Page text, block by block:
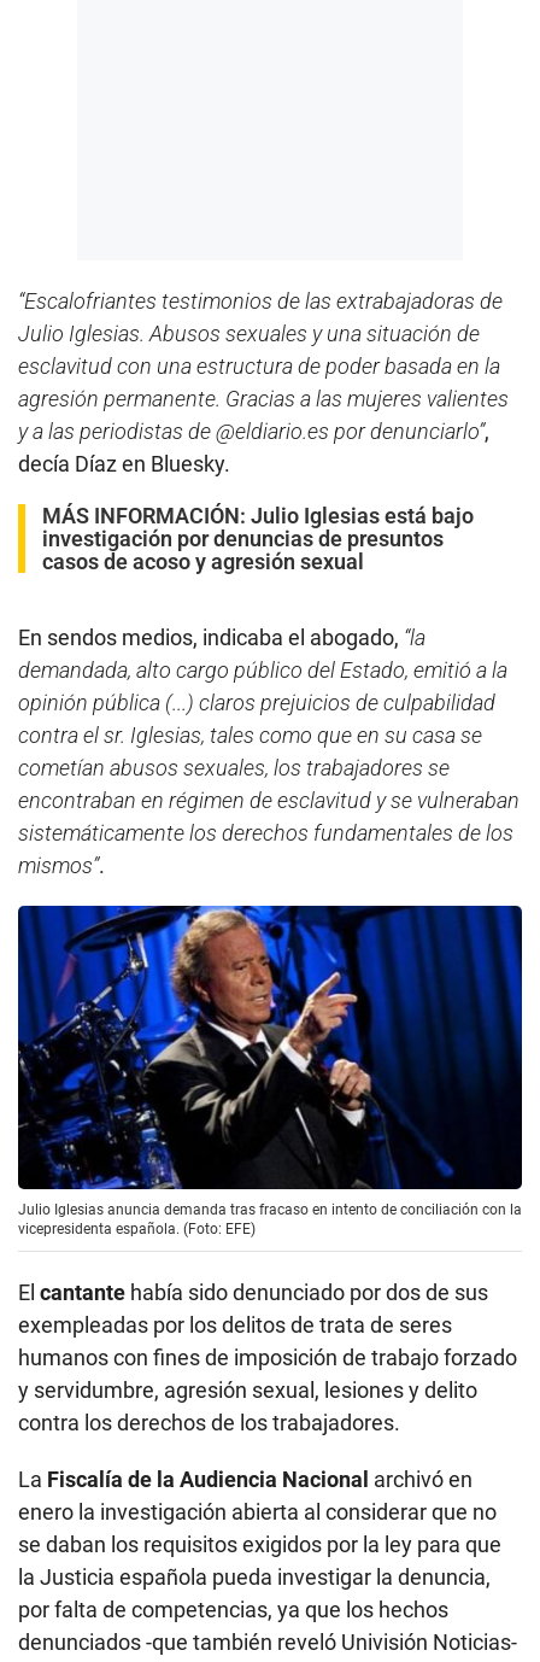
“Escalofriantes testimonios de las extrabajadoras de
Julio Iglesias. Abusos sexuales y una situación de
esclavitud con una estructura de poder basada en la
agresión permanente. Gracias a las mujeres valientes
y a las periodistas de @eldiario.es por denunciarlo”,
decía Díaz en Bluesky.
MÁS INFORMACIÓN: Julio Iglesias está bajo
investigación por denuncias de presuntos
casos de acoso y agresión sexual
En sendos medios, indicaba el abogado, “la
demandada, alto cargo público del Estado, emitió a la
opinión pública (...) claros prejuicios de culpabilidad
contra el sr. Iglesias, tales como que en su casa se
cometían abusos sexuales, los trabajadores se
encontraban en régimen de esclavitud y se vulneraban
sistemáticamente los derechos fundamentales de los
mismos”.
Julio Iglesias anuncia demanda tras fracaso en intento de conciliación con la
vicepresidenta española. (Foto: EFE)
El cantante había sido denunciado por dos de sus
exempleadas por los delitos de trata de seres
humanos con fines de imposición de trabajo forzado
y servidumbre, agresión sexual, lesiones y delito
contra los derechos de los trabajadores.
La Fiscalía de la Audiencia Nacional archivó en
enero la investigación abierta al considerar que no
se daban los requisitos exigidos por la ley para que
la Justicia española pueda investigar la denuncia,
por falta de competencias, ya que los hechos
denunciados -que también reveló Univisión Noticias-